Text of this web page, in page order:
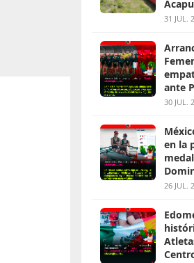
31 JUL.
ante
Santo
30 JUL.
en la
26 JUL.